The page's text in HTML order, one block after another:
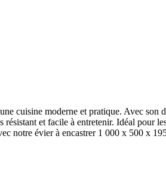
cuisine moderne et pratique. Avec son
et facile à entretenir. Idéal pour
notre évier à encastrer 1 000 x 500 x